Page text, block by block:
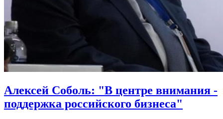
Алексей Соболь: "В центре внимания -
поддержка российского бизнеса"